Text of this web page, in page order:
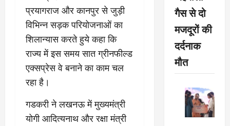
प्रयागराज और कानपुर से जुड़ी
विभिन्न सड़क परियोजनाओं का
शिलान्यास करते हुये कहा कि
राज्य में इस समय सात ग्रीनफील्ड
एक्सप्रेस वे बनाने का काम चल
रहा है।
गडकरी ने लखनऊ में मुख्यमंत्री
योगी आदित्यनाथ और रक्षा मंत्री
गैस से दो
मजदूरों की
दर्दनाक
मौत